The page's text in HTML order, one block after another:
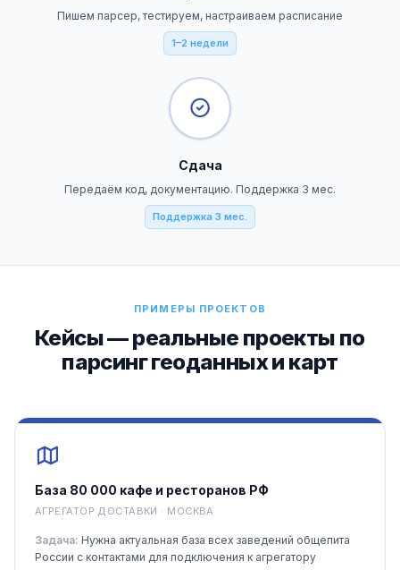
Пишем парсер, тестируем, настраиваем расписание
1–2 недели
Сдача
Передаём код, документацию. Поддержка 3 мес.
Поддержка 3 мес.
ПРИМЕРЫ ПРОЕКТОВ
Кейсы — реальные проекты по
парсинг геоданных и карт
База 80 000 кафе и ресторанов РФ
АГРЕГАТОР ДОСТАВКИ · МОСКВА
Задача: Нужна актуальная база всех заведений общепита
России с контактами для подключения к агрегатору